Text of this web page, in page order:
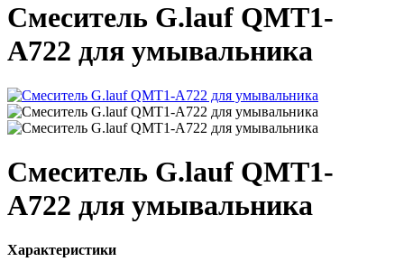
Смеситель G.lauf QMT1-
A722 для умывальника
Смеситель G.lauf QMT1-
A722 для умывальника
Характеристики